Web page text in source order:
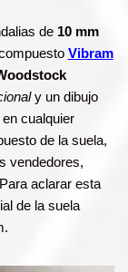
de 10 mm
Vibram
y un dibujo
cualquier
de la suela,
vendedores,
aclarar esta
de la suela